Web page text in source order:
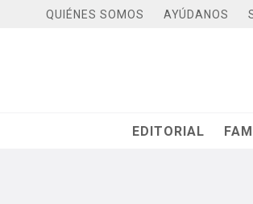
QUIÉNES SOMOS AYÚDANOS
EDITORIAL